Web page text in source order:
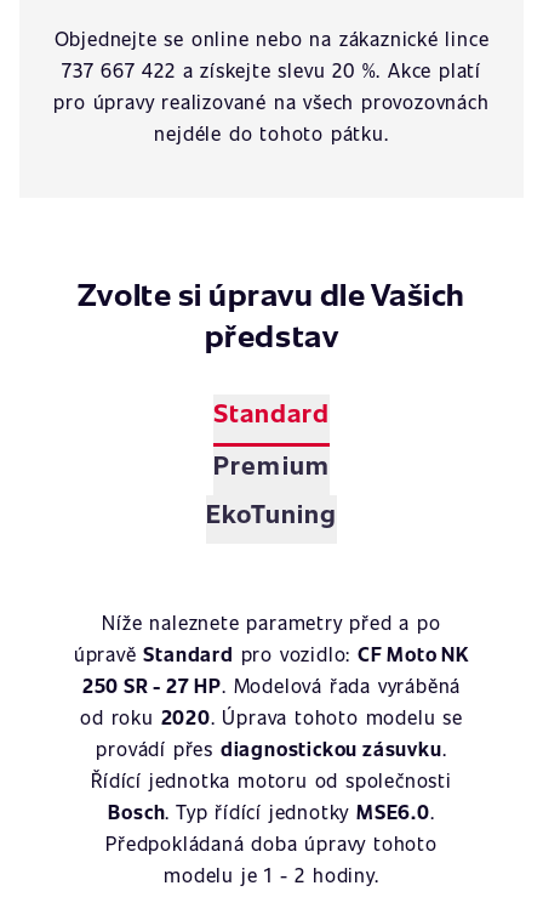
Objednejte se online nebo na zákaznické lince
737 667 422 a získejte slevu 20 %. Akce platí
pro úpravy realizované na všech provozovnách
nejdéle do tohoto pátku.
Zvolte si úpravu dle Vašich
představ
Standard
Premium
EkoTuning
Níže naleznete parametry před a po
úpravěStandard pro vozidlo:CF Moto NK
250 SR - 27 HP. Modelová řada vyráběná
od roku 2020. Úprava tohoto modelu se
provádí přes diagnostickou zásuvku.
Řídící jednotka motoru od společnosti
Bosch. Typ řídící jednotky MSE6.0.
Předpokládaná doba úpravy tohoto
modelu je 1 - 2 hodiny.